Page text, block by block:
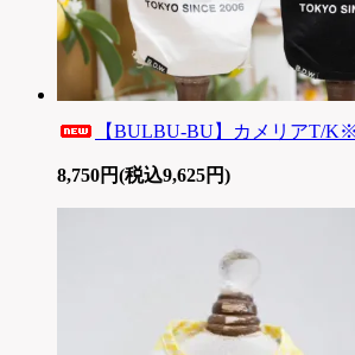
【BULBU-BU】カメリアT/
8,750円(税込9,625円)